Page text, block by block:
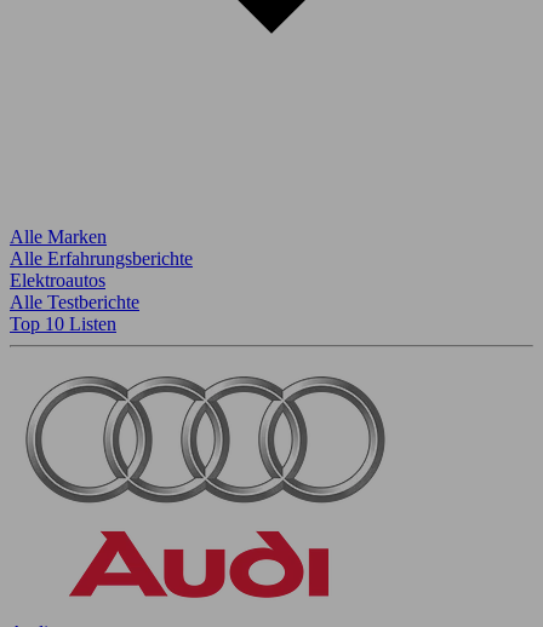
Alle Marken
Alle Erfahrungsberichte
Elektroautos
Alle Testberichte
Top 10 Listen